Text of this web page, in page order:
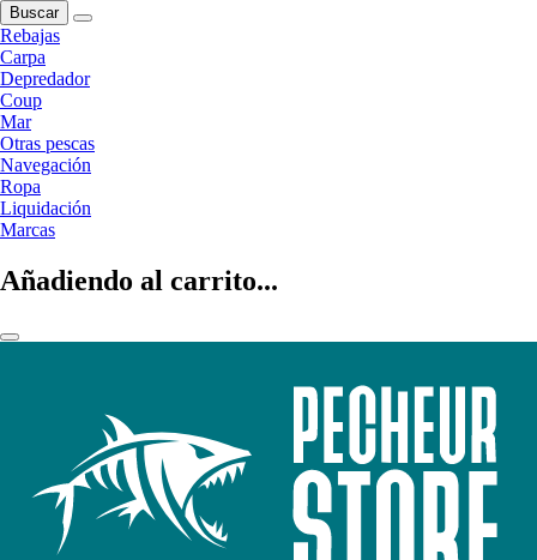
Buscar
Rebajas
Carpa
Depredador
Coup
Mar
Otras pescas
Navegación
Ropa
Liquidación
Marcas
Añadiendo al carrito...